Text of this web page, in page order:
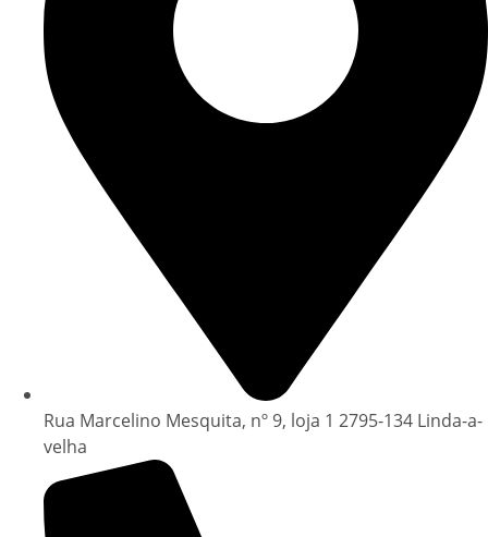
Rua Marcelino Mesquita, nº 9, loja 1 2795-134 Linda-a-
velha